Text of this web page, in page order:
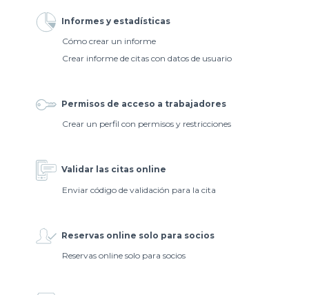
Informes y estadísticas
Cómo crear un informe
Crear informe de citas con datos de usuario
Permisos de acceso a trabajadores
Crear un perfil con permisos y restricciones
Validar las citas online
Enviar código de validación para la cita
Reservas online solo para socios
Reservas online solo para socios